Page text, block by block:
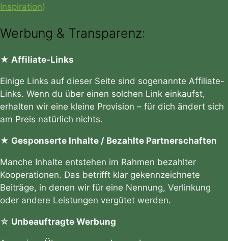
Inspiration)
Werbung & Transparenz:
★ Affiliate-Links
Einige Links auf dieser Seite sind sogenannte Affiliate-
Links. Wenn du über einen solchen Link einkaufst,
erhalten wir eine kleine Provision – für dich ändert sich
am Preis natürlich nichts.
★ Gesponserte Inhalte / Bezahlte Partnerschaften
Manche Inhalte entstehen im Rahmen bezahlter
Kooperationen. Das betrifft klar gekennzeichnete
Beiträge, in denen wir für eine Nennung, Verlinkung
oder andere Leistungen vergütet werden.
☆ Unbeauftragte Werbung